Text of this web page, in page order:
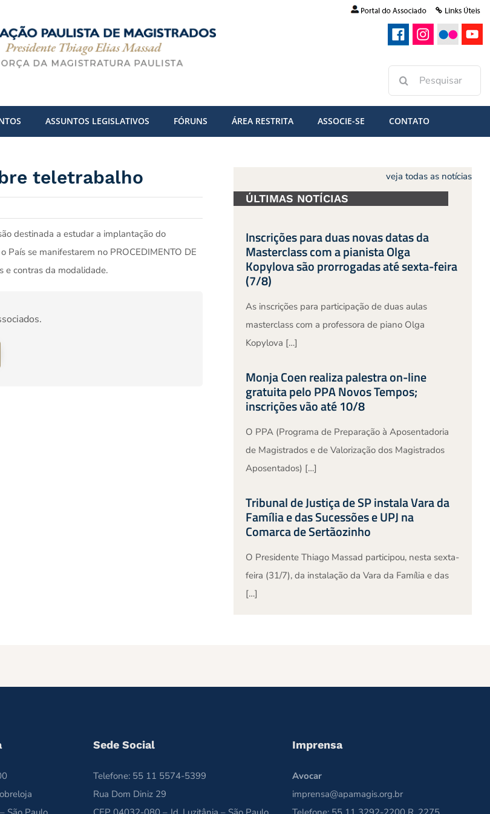
Buscar
resultados
ASSUNTOS LEGISLATIVOS FÓRUNS ÁREA RESTRITA ASSOCIE-SE CONTATO
teletrabalho
destinada a estudar a implantação do
País se manifestarem no PROCEDIMENTO DE
e contras da modalidade.
veja todas as notícias
ÚLTIMAS NOTÍCIAS
Inscrições para duas novas datas da
Masterclass com a pianista Olga
Kopylova são prorrogadas até sexta-feira
(7/8)
As inscrições para participação de duas aulas
masterclass com a professora de piano Olga
Kopylova […]
Monja Coen realiza palestra on-line
gratuita pelo PPA Novos Tempos;
inscrições vão até 10/8
O PPA (Programa de Preparação à Aposentadoria
de Magistrados e de Valorização dos Magistrados
Aposentados) […]
Tribunal de Justiça de SP instala Vara da
Família e das Sucessões e UPJ na
Comarca de Sertãozinho
O Presidente Thiago Massad participou, nesta sexta-
feira (31/7), da instalação da Vara da Família e das
[…]
Sede Social
Telefone: 55 11 5574-5399
Rua Dom Diniz 29
Imprensa
Avocar
imprensa@apamagis.org.br